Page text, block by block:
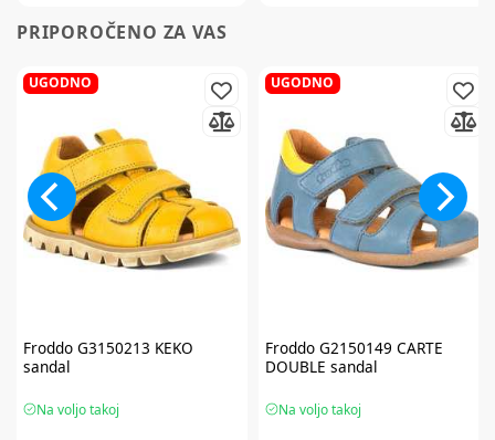
PRIPOROČENO ZA VAS
UGODNO
FroddoG3150213 KEKO
sandal
Na voljo takoj
UGODNO
FroddoG2150149 CARTE
DOUBLE sandal
Na voljo takoj